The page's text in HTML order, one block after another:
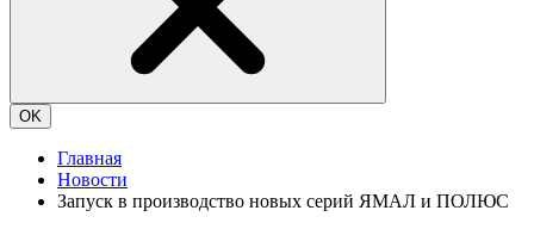
OK
Главная
Новости
Запуск в производство новых серий ЯМАЛ и ПОЛЮС